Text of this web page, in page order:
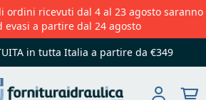
ordini ricevuti dal 4 al 23 agosto saranno
evasi a partire dal 24 agosto
in tutta Italia a partire da €349